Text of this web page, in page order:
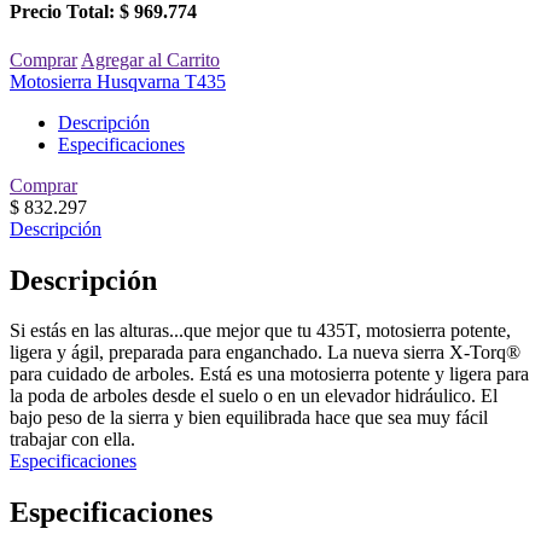
Precio Total: $ 969.774
Comprar Agregar al Carrito
Motosierra Husqvarna T435
Descripción
Especificaciones
Comprar
$ 832.297
Descripción
Descripción
Si estás en las alturas...que mejor que tu 435T, motosierra potente,
ligera y ágil, preparada para enganchado. La nueva sierra X-Torq®
para cuidado de arboles. Está es una motosierra potente y ligera para
la poda de arboles desde el suelo o en un elevador hidráulico. El
bajo peso de la sierra y bien equilibrada hace que sea muy fácil
trabajar con ella.
Especificaciones
Especificaciones